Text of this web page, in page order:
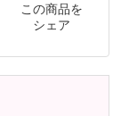
この商品を
シェア